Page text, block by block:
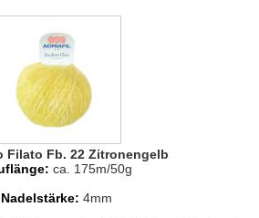
Filato Fb. 22 Zitronengelb
ca. 175m/50g
Nadelstärke: 4mm